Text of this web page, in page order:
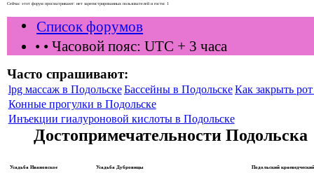
Сейчас этот форум просматривают: нет зарегистрированных пользователей и гости: 1
Список форумов
• • Часовой пояс: UTC + 3 часа
Часто спрашивают:
lpg массаж в Подольске Бассейны в ПодольскеКак закрыть
Конные прогулки в Подольске
Инъекции гиалуроновой кислоты в Подольске
Достопримечательности Подольска
Усадьба Ивановское Усадьба Дубровицы Подольский